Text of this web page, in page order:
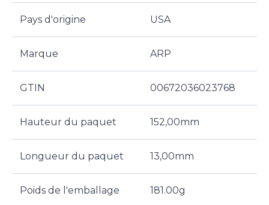
Pays d'origine USA
Marque ARP
GTIN 00672036023768
Hauteur du paquet 152,00mm
Longueur du paquet 13,00mm
Poids de l'emballage 181.00g